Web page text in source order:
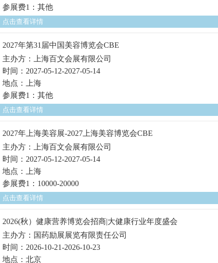
参展费1：其他
点击查看详情
2027年第31届中国美容博览会CBE
主办方：上海百文会展有限公司
时间：2027-05-12-2027-05-14
地点：上海
参展费1：其他
点击查看详情
2027年上海美容展-2027上海美容博览会CBE
主办方：上海百文会展有限公司
时间：2027-05-12-2027-05-14
地点：上海
参展费1：10000-20000
点击查看详情
2026(秋）健康营养博览会招商|大健康行业年度盛会
主办方：国药励展展览有限责任公司
时间：2026-10-21-2026-10-23
地点：北京